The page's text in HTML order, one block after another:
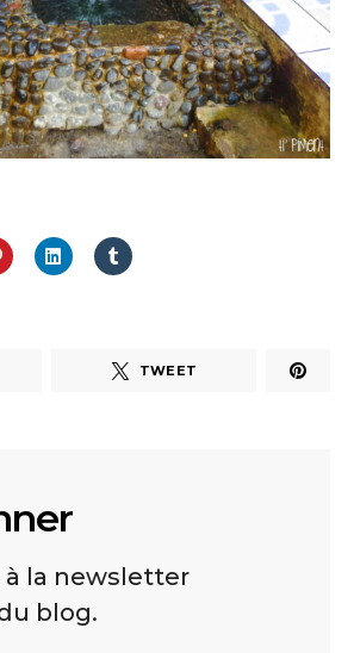
TWEET
à la newsletter
blog.